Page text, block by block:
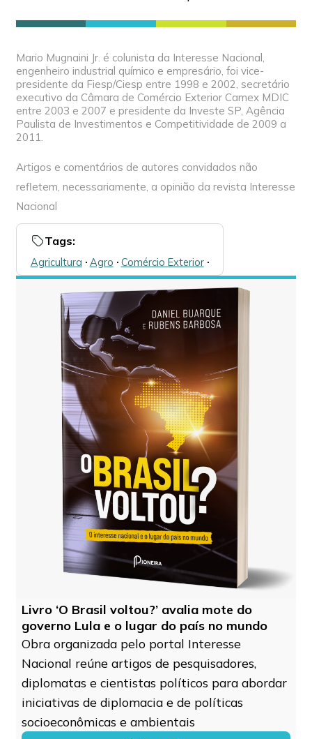
Mario Mugnaini Jr. é colunista da Interesse Nacional,
engenheiro industrial químico e empresário, foi vice-
presidente da Fiesp/Ciesp entre 1998 e 2002, secretário
executivo da Câmara de Comércio Exterior Camex MDIC
entre 2003 e 2007 e presidente da Investe SP, Agência
Paulista de Investimentos e Competitividade de 2009 a
2011.
Artigos e comentários de autores convidados não
refletem, necessariamente, a opinião da revista Interesse
Nacional
Tags:
Agricultura 🞌 Agro 🞌 Comércio Exterior🞌
Livro ‘O Brasil voltou?’ avalia mote do
governo Lula e o lugar do país no mundo
Obra organizada pelo portal Interesse
Nacional reúne artigos de pesquisadores,
diplomatas e cientistas políticos para abordar
iniciativas de diplomacia e de políticas
socioeconômicas e ambientais